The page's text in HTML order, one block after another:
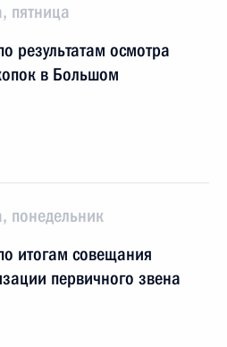
пятница
результатам осмотра
в Большом
понедельник
итогам совещания
первичного звена